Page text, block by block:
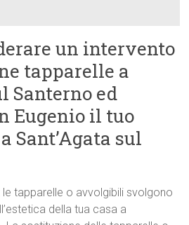
un intervento
tapparelle a
Santerno ed
Eugenio il tuo
Sant’Agata sul
le tapparelle o avvolgibili svolgono
della tua casa a